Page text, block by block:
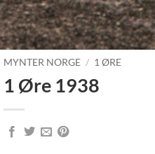
MYNTER NORGE / 1 ØRE
1 Øre 1938